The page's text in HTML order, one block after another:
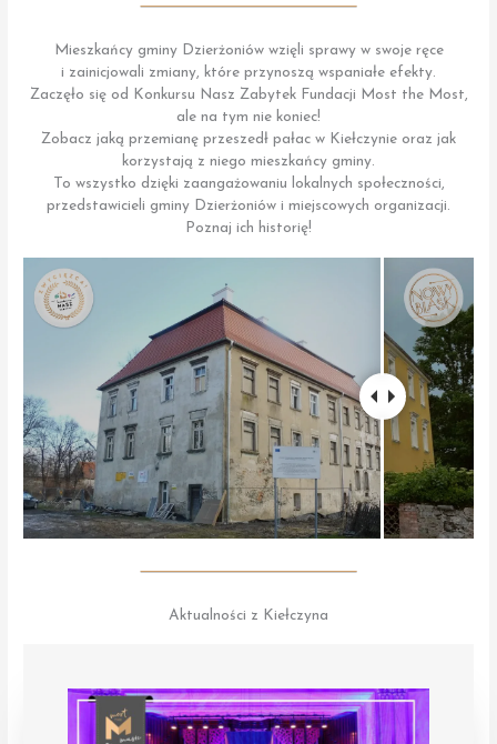
Mieszkańcy gminy Dzierżoniów wzięli sprawy w swoje ręce
i zainicjowali zmiany, które przynoszą wspaniałe efekty.
Zaczęło się od Konkursu Nasz Zabytek Fundacji Most the Most,
ale na tym nie koniec!
Zobacz jaką przemianę przeszedł pałac w Kiełczynie oraz jak
korzystają z niego mieszkańcy gminy.
To wszystko dzięki zaangażowaniu lokalnych społeczności,
przedstawicieli gminy Dzierżoniów i miejscowych organizacji.
Poznaj ich historię!
Aktualności z Kiełczyna